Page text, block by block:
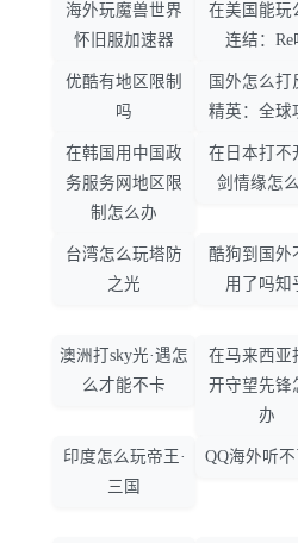
海外玩魔兽世界
怀旧服加速器
在美国能玩
连结：Re
优酷有地区限制
吗
国外怎么打
精英：全球
在韩国用中国政
务服务网地区限
制怎么办
在日本打不
剑情缘怎
台湾怎么玩塔防
之光
酷狗到国外
用了吗知
澳洲打sky光·遇怎
么才能不卡
在马来西亚
开守望先锋
办
印度怎么玩帝王·
三国
QQ海外听